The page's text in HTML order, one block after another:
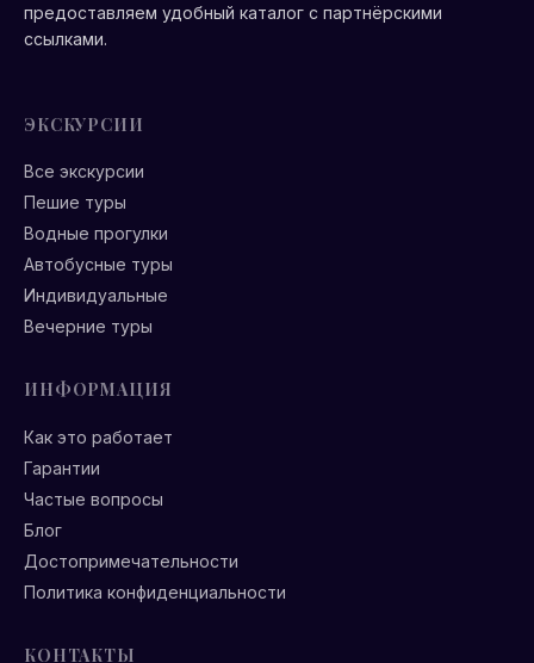
предоставляем удобный каталог с партнёрскими
ссылками.
ЭКСКУРСИИ
Все экскурсии
Пешие туры
Водные прогулки
Автобусные туры
Индивидуальные
Вечерние туры
ИНФОРМАЦИЯ
Как это работает
Гарантии
Частые вопросы
Блог
Достопримечательности
Политика конфиденциальности
КОНТАКТЫ